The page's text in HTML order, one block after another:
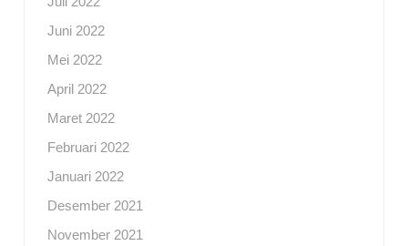
Juni 2022
Mei 2022
April 2022
Maret 2022
Februari 2022
Januari 2022
Desember 2021
November 2021